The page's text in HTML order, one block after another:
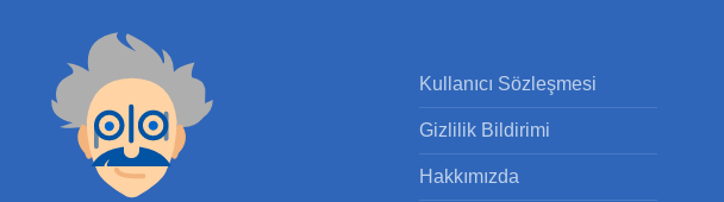
Kullanıcı Sözleşmesi
Gizlilik Bildirimi
Hakkımızda